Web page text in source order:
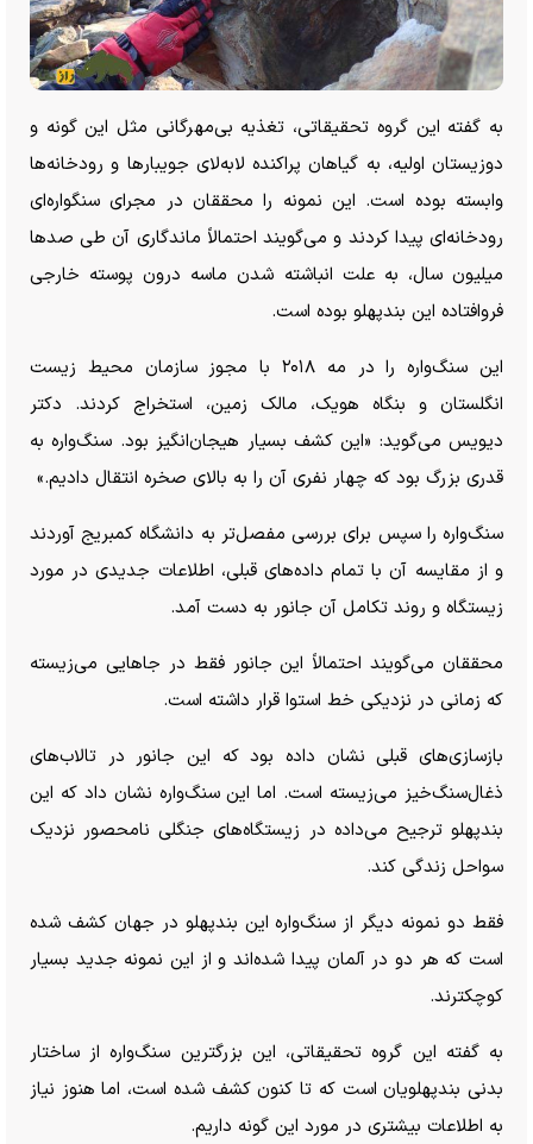
به گفته این گروه تحقیقاتی، تغذیه بی‌مهرگانی مثل این گونه و
دوزیستان اولیه، به گیاهان پراکنده لابه‌لای جویبار‌ها و رودخانه‌ها
وابسته بوده است. این نمونه را محققان در مجرای سنگواره‌ای
رودخانه‌ای پیدا کردند و می‌گویند احتمالاً ماندگاری آن طی صد‌ها
میلیون سال، به علت انباشته شدن ماسه درون پوسته خارجی
فروافتاده این بندپهلو بوده است.
این سنگ‌واره را در مه ۲۰۱۸ با مجوز سازمان محیط زیست
انگلستان و بنگاه هویک، مالک زمین، استخراج کردند. دکتر
دیویس می‌گوید: «این کشف بسیار هیجان‌انگیز بود. سنگ‌واره به
قدری بزرگ بود که چهار نفری آن را به بالای صخره انتقال دادیم.»
سنگ‌واره را سپس برای بررسی مفصل‌تر به دانشگاه کمبریج آوردند
و از مقایسه آن با تمام داده‌های قبلی، اطلاعات جدیدی در مورد
زیستگاه و روند تکامل آن جانور به دست آمد.
محققان می‌گویند احتمالاً این جانور فقط در جا‌هایی می‌زیسته
که زمانی در نزدیکی خط استوا قرار داشته است.
بازسازی‌های قبلی نشان داده بود که این جانور در تالاب‌های
ذغال‌سنگ‌خیز می‌زیسته است. اما این سنگ‌واره نشان داد که این
بندپهلو ترجیح می‌داده در زیستگاه‌های جنگلی نامحصور نزدیک
سواحل زندگی کند.
فقط دو نمونه دیگر از سنگ‌واره این بندپهلو در جهان کشف شده
است که هر دو در آلمان پیدا شده‌اند و از این نمونه جدید بسیار
کوچکترند.
به گفته این گروه تحقیقاتی، این بزرگترین سنگ‌واره از ساختار
بدنی بندپهلویان است که تا کنون کشف شده است، اما هنوز نیاز
به اطلاعات بیشتری در مورد این گونه داریم.